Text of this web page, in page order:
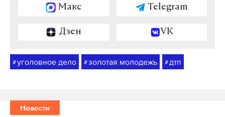
Макс Telegram
Дзен VK
#уголовное дело #золотая молодежь # дтп
Новости